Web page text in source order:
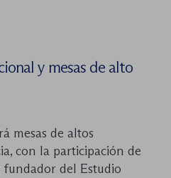
y mesas de alto
mesas de altos
con la participación de
fundador del Estudio